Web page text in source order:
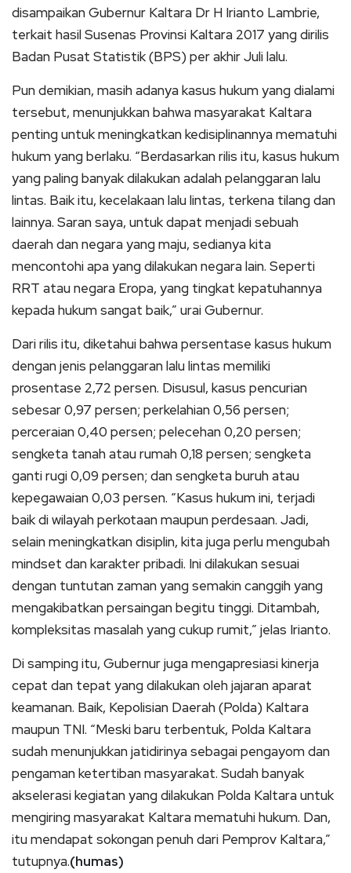
disampaikan Gubernur Kaltara Dr H Irianto Lambrie,
terkait hasil Susenas Provinsi Kaltara 2017 yang dirilis
Badan Pusat Statistik (BPS) per akhir Juli lalu.
Pun demikian, masih adanya kasus hukum yang dialami
tersebut, menunjukkan bahwa masyarakat Kaltara
penting untuk meningkatkan kedisiplinannya mematuhi
hukum yang berlaku. “Berdasarkan rilis itu, kasus hukum
yang paling banyak dilakukan adalah pelanggaran lalu
lintas. Baik itu, kecelakaan lalu lintas, terkena tilang dan
lainnya. Saran saya, untuk dapat menjadi sebuah
daerah dan negara yang maju, sedianya kita
mencontohi apa yang dilakukan negara lain. Seperti
RRT atau negara Eropa, yang tingkat kepatuhannya
kepada hukum sangat baik,” urai Gubernur.
Dari rilis itu, diketahui bahwa persentase kasus hukum
dengan jenis pelanggaran lalu lintas memiliki
prosentase 2,72 persen. Disusul, kasus pencurian
sebesar 0,97 persen; perkelahian 0,56 persen;
perceraian 0,40 persen; pelecehan 0,20 persen;
sengketa tanah atau rumah 0,18 persen; sengketa
ganti rugi 0,09 persen; dan sengketa buruh atau
kepegawaian 0,03 persen. “Kasus hukum ini, terjadi
baik di wilayah perkotaan maupun perdesaan. Jadi,
selain meningkatkan disiplin, kita juga perlu mengubah
mindset dan karakter pribadi. Ini dilakukan sesuai
dengan tuntutan zaman yang semakin canggih yang
mengakibatkan persaingan begitu tinggi. Ditambah,
kompleksitas masalah yang cukup rumit,” jelas Irianto.
Di samping itu, Gubernur juga mengapresiasi kinerja
cepat dan tepat yang dilakukan oleh jajaran aparat
keamanan. Baik, Kepolisian Daerah (Polda) Kaltara
maupun TNI. “Meski baru terbentuk, Polda Kaltara
sudah menunjukkan jatidirinya sebagai pengayom dan
pengaman ketertiban masyarakat. Sudah banyak
akselerasi kegiatan yang dilakukan Polda Kaltara untuk
mengiring masyarakat Kaltara mematuhi hukum. Dan,
itu mendapat sokongan penuh dari Pemprov Kaltara,”
tutupnya.(humas)